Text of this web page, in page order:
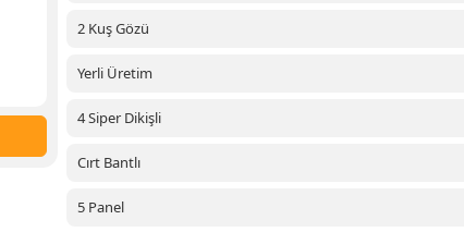
2 Kuş Gözü
Yerli Üretim
4 Siper Dikişli
Cırt Bantlı
5 Panel